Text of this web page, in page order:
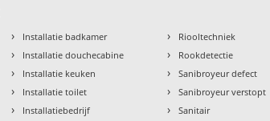
› Installatie badkamer
› Installatie douchecabine
› Installatie keuken
› Installatie toilet
› Installatiebedrijf
› Riooltechniek
› Rookdetectie
› Sanibroyeur defect
› Sanibroyeur verstopt
› Sanitair